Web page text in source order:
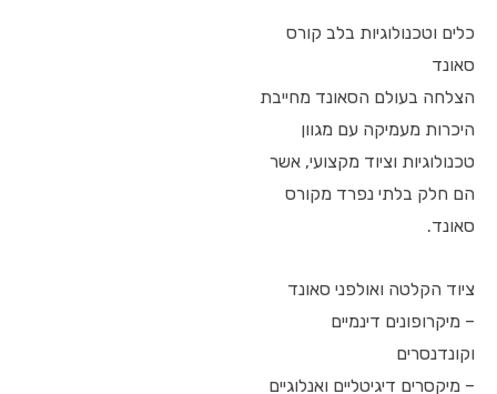
כלים וטכנולוגיות בלב קורס
סאונד
הצלחה בעולם הסאונד מחייבת
היכרות מעמיקה עם מגוון
טכנולוגיות וציוד מקצועי, אשר
הם חלק בלתי נפרד מקורס
סאונד.
ציוד הקלטה ואולפני סאונד
– מיקרופונים דינמיים
וקונדנסרים
– מיקסרים דיגיטליים ואנלוגיים